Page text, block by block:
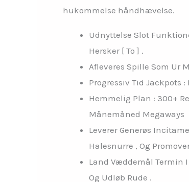
hukommelse håndhævelse.
Udnyttelse Slot
Hersker [ To ] .
Afleveres Spille Som Ur
Progressiv Tid Jackpots
Hemmelig Plan : 300+
Månemåned Megaways
Leverer Generøs
Halesnurre , Og
Land Væddemål Termin
Og Udløb Rude .